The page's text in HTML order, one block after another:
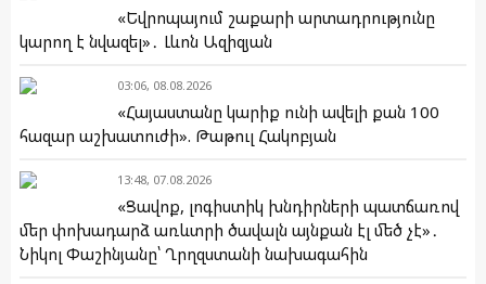
«Եվրոպայում շաքարի արտադրությունը
կարող է նվազել»․ Լևոն Ազիզյան
03:06, 08.08.2026
«Հայաստանը կարիք ունի ավելի քան 100
հազար աշխատուժի». Թաթուլ Հակոբյան
13:48, 07.08.2026
«Ցավոք, լոգիստիկ խնդիրների պատճառով
մեր փոխադարձ առևտրի ծավալն այնքան էլ մեծ չէ»․
Նիկոլ Փաշինյանը՝ Ղրղզստանի նախագահին